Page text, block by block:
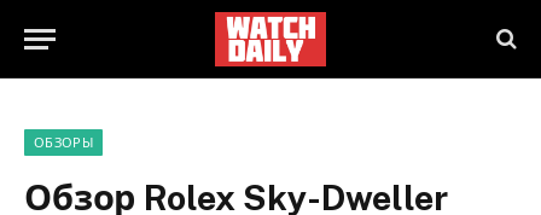
ОБЗОРЫ
Обзор Rolex Sky-Dweller